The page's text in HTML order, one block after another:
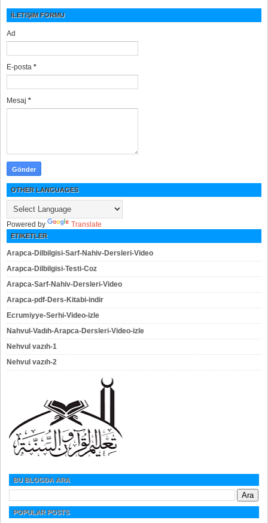
İLETIŞIM FORMU
Ad
E-posta*
Mesaj*
OTHER LANGUAGES
Powered by Translate
ETIKETLER
Arapca-Dilbilgisi-Sarf-Nahiv-Dersleri-Video
Arapca-Dilbilgisi-Testi-Coz
Arapca-Sarf-Nahiv-Dersleri-Video
Arapca-pdf-Ders-Kitabi-indir
Ecrumiyye-Serhi-Video-izle
Nahvul-Vadıh-Arapca-Dersleri-Video-izle
Nehvul vazıh-1
Nehvul vazıh-2
BU BLOGDA ARA
POPULAR POSTS